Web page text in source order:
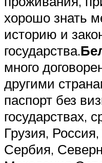
хорошо знать
историю и
государства.
много
другими
паспорт без
государствах,
Грузия,
Сербия,